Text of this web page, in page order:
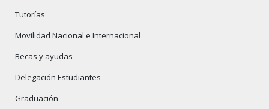
Tutorías
Movilidad Nacional e Internacional
Becas y ayudas
Delegación Estudiantes
Graduación